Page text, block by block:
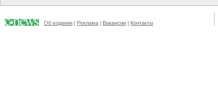
Об издании | Реклама | Вакансии | Контакты